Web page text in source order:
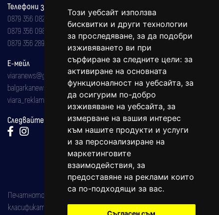
Този уебсайт използва
бисквитки и други технологии
за проследяване, за да подобри
изживяването ви при
сърфиране за следните цели: за
активиране на основната
функционалност на уебсайта, за
да осигурим по-добро
изживяване на уебсайта, за
измерване на вашия интерес
към нашите продукти и услуги
и за персонализиране на
маркетинговите
взаимодействия, за
предоставяне на реклами които
са по-подходящи за вас.
Съгласен съм
Телефони за реклама и абонаменти
0879 356 082
0879 356 098
0879 356 289
Е-мейл
viaranews@gmail.com
balgarkanews@gmail.com
viara_reklama@mail.bg
Следвайте ни:
Печатното издание на вестника е регистрирано в националния
класификатор на печатните издания (Българска национална